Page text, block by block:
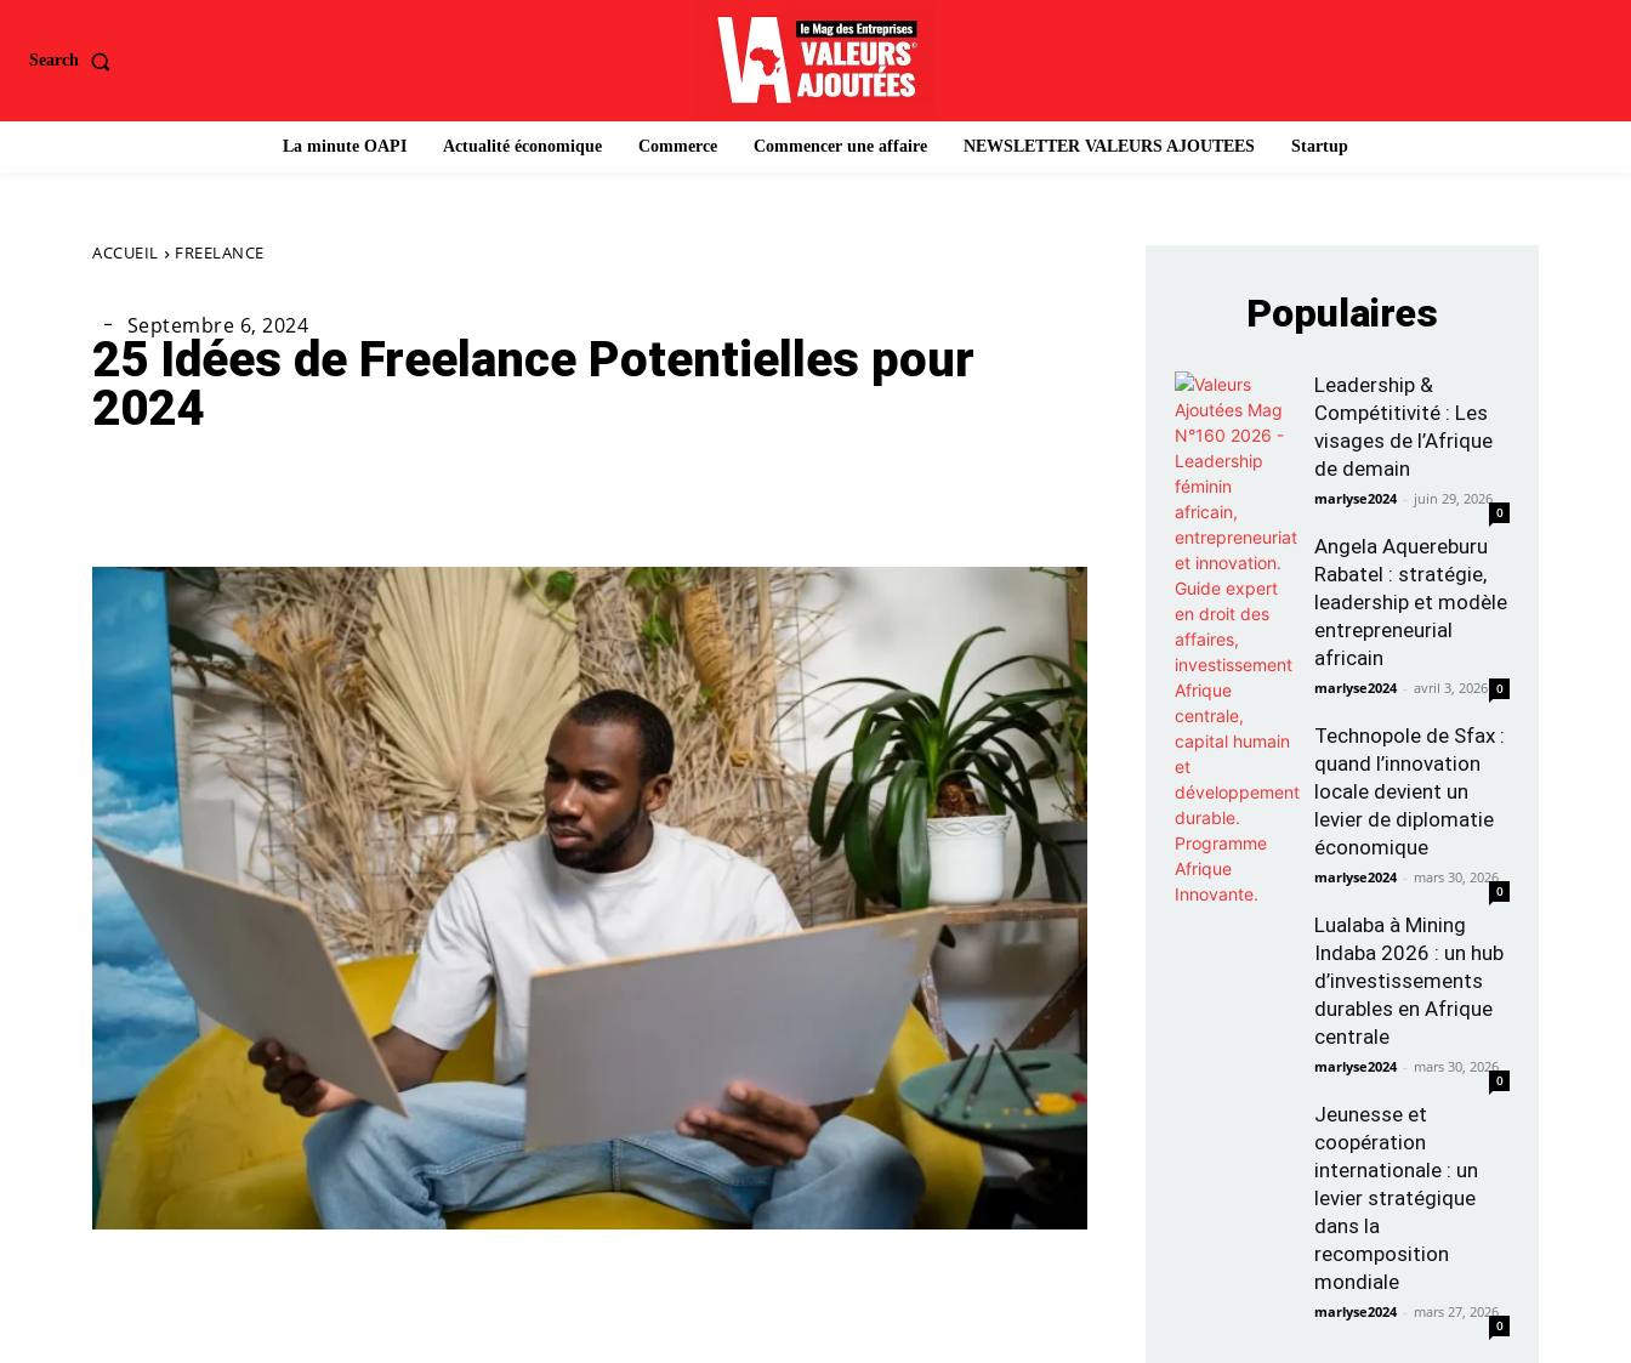
Search
La minute OAPI Actualité économique Commerce Commencer une affaire NEWSLETTER VALEURS AJOUTEES Startup
ACCUEIL FREELANCE
Septembre 6, 2024
25 Idées de Freelance Potentielles pour
2024
Populaires
Leadership &
Compétitivité : Les
visages de l’Afrique
de demain
marlyse2024 - juin 29, 2026
0
Angela Aquereburu
Rabatel : stratégie,
leadership et modèle
entrepreneurial
africain
marlyse2024 - avril 3, 2026 0
Technopole de Sfax :
quand l’innovation
locale devient un
levier de diplomatie
économique
marlyse2024 - mars 30, 2026
0
Lualaba à Mining
Indaba 2026 : un hub
d’investissements
durables en Afrique
centrale
marlyse2024 - mars 30, 2026
0
Jeunesse et
coopération
internationale : un
levier stratégique
dans la
recomposition
mondiale
marlyse2024 - mars 27, 2026
0